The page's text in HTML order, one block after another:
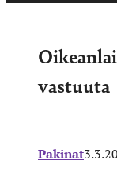
vastuuta
Pakinat